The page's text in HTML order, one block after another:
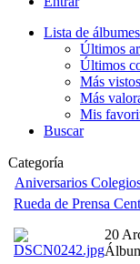
Lista de álbumes
Últimos
Últimos
Más vistos
Más
Mis
Buscar
Categoría
Aniversarios
Rueda de Prensa
20